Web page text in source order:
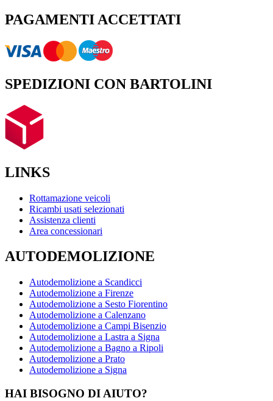
PAGAMENTI ACCETTATI
SPEDIZIONI CON BARTOLINI
LINKS
Rottamazione veicoli
Ricambi usati selezionati
Assistenza clienti
Area concessionari
AUTODEMOLIZIONE
Autodemolizione a Scandicci
Autodemolizione a Firenze
Autodemolizione a Sesto Fiorentino
Autodemolizione a Calenzano
Autodemolizione a Campi Bisenzio
Autodemolizione a Lastra a Signa
Autodemolizione a Bagno a Ripoli
Autodemolizione a Prato
Autodemolizione a Signa
HAI BISOGNO DI AIUTO?